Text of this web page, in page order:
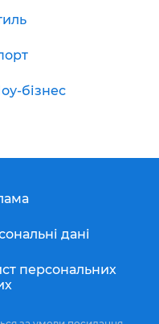
бізнес
дані
персональних